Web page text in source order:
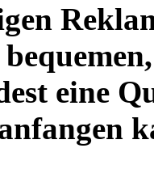
eine